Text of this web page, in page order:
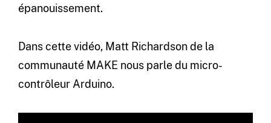
épanouissement.
Dans cette vidéo, Matt Richardson de la
communauté MAKE nous parle du micro-
contrôleur Arduino.